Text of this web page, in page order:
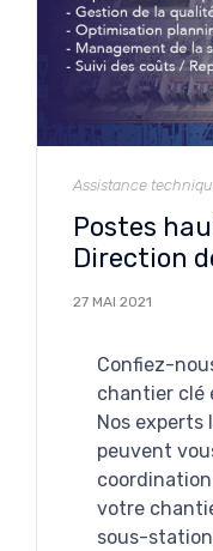
Catégorie
Assistance
Postes
Direction
27 MAI 2021
Confiez-
chantier clé
Nos experts
peuvent
votre
sous-